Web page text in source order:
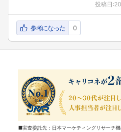
投稿日:
参考になった 0
■実査委託先：日本マーケティングリサー